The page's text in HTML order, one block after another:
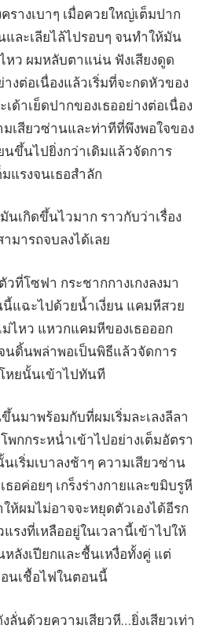
รางเบาๆ เมื่อควยใหญ่เต็มปาก
ละเลียไล้ไปรอบๆ จนทำให้มัน
หว ผมหลับตาแน่น ฟังเสียงดูด
งต่อเนื่องแล้วเริ่มที่จะกดหัวของ
ด้าเย็ดปากของเธออย่างต่อเนื่อง
มเสียวซ่านและท่าทีที่พึงพอใจของ
นขึ้นไปยิ่งกว่าเดิมแล้วจัดการ
แรงจนเธอสำลัก
เกิดขึ้นไวมาก ราวกับว่าเรื่อง
มารถจบลงได้เลย
วที่โซฟา กระชากกางเกงลงมา
แฉะไปด้วยน้ำเงี่ยน แคมหีสวย
ไหว แหวกแคมหีของเธอออก
นดิ้นพล่าพอเป็นพิธีแล้วจัดการ
หยนั้นเข้าไปทันที
ขึ้นมาพร้อมกับที่ผมเริ่มละเลงลีลา
พกกระหน่ำเข้าไปอย่างเต็มอัตรา
นเริ่มเบาลงช้าๆ ความเสียวซ่าน
ธอค่อยๆ เกร็งร่างกายและขมิบรูหี
ห้ผมไม่อาจจะหยุดตัวเองได้อีรก
รงที่เหลืออยู่ในเวลานี้เข้าไปให้
ลังเปียกและชื้นเหงื่อทั้งคู่ แต่
อนเชื้อไฟในตอนนี้
งลั่นด้วยความเสียวหี…ยิ่งเสียวเท่า